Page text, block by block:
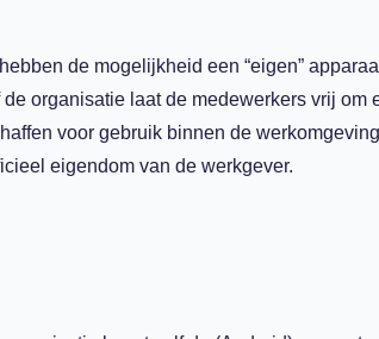
de mogelijkheid een “eigen”
organisatie laat de medewerkers vrij om
voor gebruik binnen de
eigendom van de werkgever.